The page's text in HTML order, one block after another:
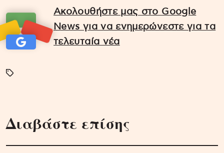
Ακολουθήστε μας στο Google
News για να ενημερώνεστε για τα
τελευταία νέα
Διαβάστε επίσης